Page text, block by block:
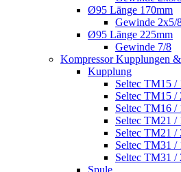
Ø95 Länge 170mm
Gewinde 2x5/
Ø95 Länge 225mm
Gewinde 7/8
Kompressor Kupplungen
Kupplung
Seltec TM15 /
Seltec TM15 /
Seltec TM16 /
Seltec TM21 /
Seltec TM21 /
Seltec TM31 /
Seltec TM31 /
Spule